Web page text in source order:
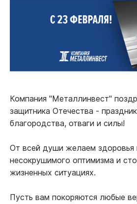
Компания "Металлинвест"
защитника Отечества -
благородства, отваги и силы!
От всей души желаем здоровья
несокрушимого оптимизма и
жизненных ситуациях.
Пусть вам покоряются любые